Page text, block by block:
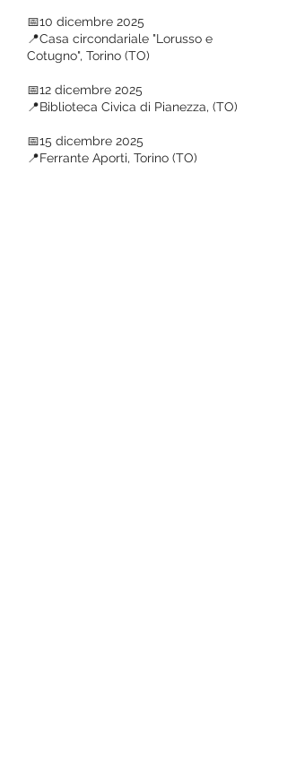
📅10 dicembre 2025
📍Casa circondariale "Lorusso e
Cotugno", Torino (TO)
📅12 dicembre 2025
📍Biblioteca Civica di Pianezza, (TO)
📅15 dicembre 2025
📍Ferrante Aporti, Torino (TO)